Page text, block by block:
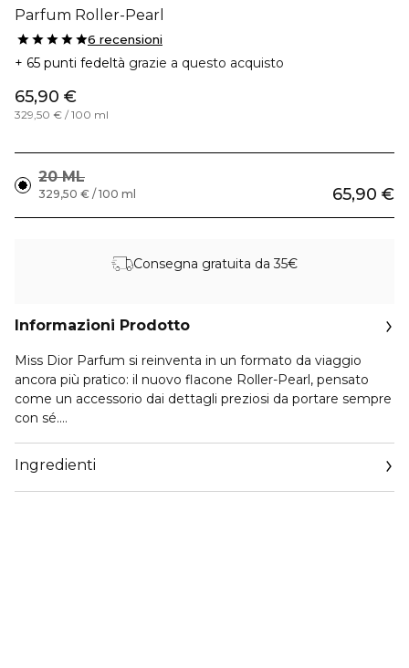
Parfum Roller-Pearl
6 recensioni
65 punti fedeltà grazie a questo acquisto
65,90 €
329,50 € / 100 ml
20 ML
65,90 €
329,50 € / 100 ml
Consegna gratuita da 35€
Informazioni Prodotto
Miss Dior Parfum si reinventa in un formato da viaggio
ancora più pratico: il nuovo flacone Roller-Pearl, pensato
come un accessorio dai dettagli preziosi da portare sempre
con sé.
Delizioso e pratico, consente un’applicazione “on-the-go”
delicata. Sormontato da una perla in vetro, il Roller-Pearl
riprende i codici couture emblematici di Miss Dior, dal
Ingredienti